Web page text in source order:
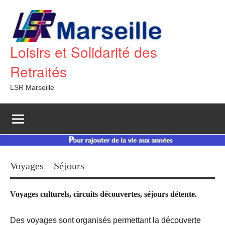
contenu
Loisirs et Solidarité des
Retraités
LSR Marseille
Voyages – Séjours
Voyages culturels, circuits découvertes, séjours détente.
Des voyages sont organisés permettant la découverte